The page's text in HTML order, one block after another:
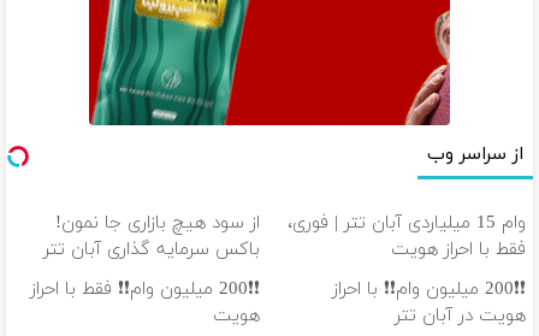
از سراسر وب
وام 15 میلیاردی آبان تتر | فوری،
فقط با احراز هویت
از سود هیچ بازاری جا نمون!
باکس سرمایه گذاری آبان تتر
❗❗200 میلیون وام❗❗ با احراز
هویت در آبان تتر
❗❗200 میلیون وام❗❗ فقط با احراز
هویت